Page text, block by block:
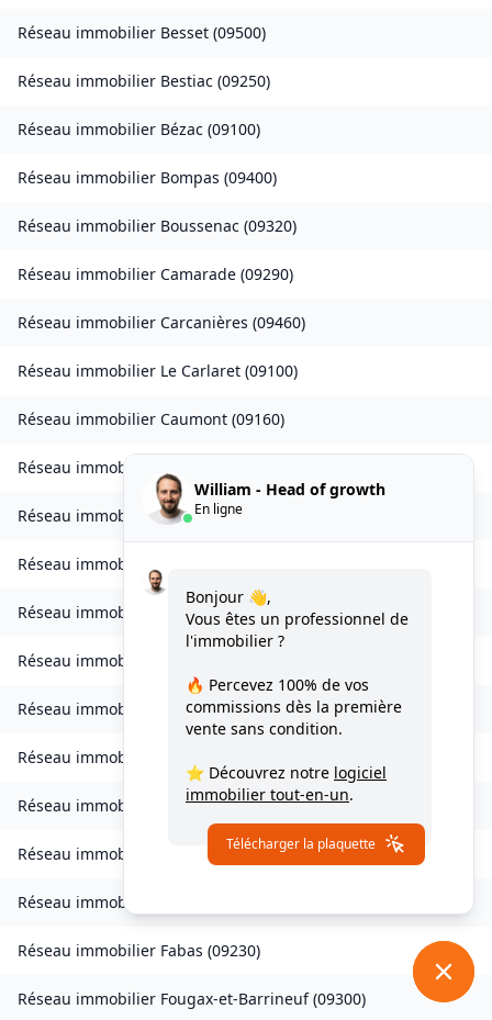
Réseau immobilier Besset (09500)
Réseau immobilier Bestiac (09250)
Réseau immobilier Bézac (09100)
Réseau immobilier Bompas (09400)
Réseau immobilier Boussenac (09320)
Réseau immobilier Camarade (09290)
Réseau immobilier Carcanières (09460)
Réseau immobilier Le Carlaret (09100)
Réseau immobilier Caumont (09160)
Réseau immobilier
Réseau immobilierCazenave-Serres-et-Allens
Réseau immobilier
Réseau immobilier Château-Verdun (09310)
Réseau immobilier
Réseau immobilier Coussa(09120)
Réseau immobilier
Réseau immobilier Esplas(09700)
Réseau immobilier Esplas-de-Sérou (09420)
Réseau immobilier
Réseau immobilier Fabas (09230)
Réseau immobilier Fougax-et-Barrineuf(09300)
William - Head of growth
En ligne
Bonjour 👋,
Vous êtes un professionnel de
l'immobilier ?
🔥 Percevez 100% de vos
commissions dès la première
vente sans condition.
⭐ Découvrez notre logiciel
immobilier tout-en-un.
Télécharger la plaquette